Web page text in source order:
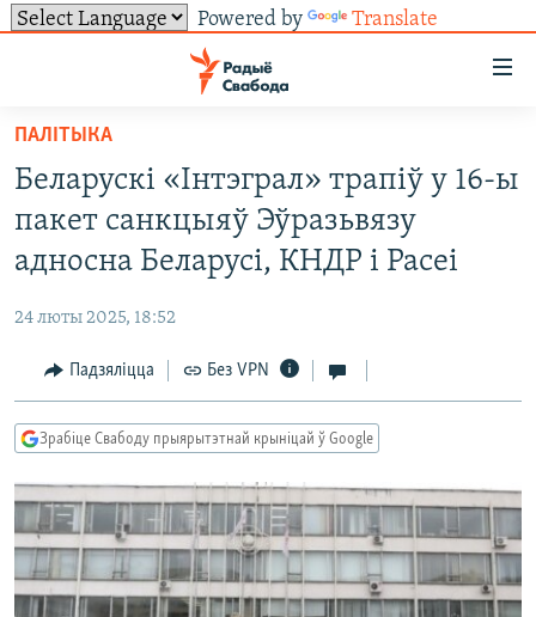
Powered by Translate
ўнівэрсальнага
доступу
Перайсьці
да
галоўнага
зьместу
да
навігацыі
Перайсьці
да
УСЕ НАВІНЫ
ЭКАНОМІКА
ПАЛІТВЯЗЬНІ
КУЛЬТУРА
ТОЛЬКІ НА СВАБОДЗЕ
ГІСТОРЫЯ НА СВАБОДЗЕ
ПАДКАСТЫ
PREMIUM
МОВА
НА ХВАЛЯХ СВАБОДЫ
ПАДЗЯЛІЦЦА ІНФАРМАЦЫЯЙ
ПАДКАСТЫ
Усе сайты РС/РСЭ
ПАЛІТЫКА
Беларускі «Інтэграл» трапіў у 16-ы
пакет санкцыяў Эўразьвязу
адносна Беларусі, КНДР і Расеі
24 люты 2025, 18:52
Падзяліцца Без VPN
Зрабіце Свабоду прыярытэтнай крыніцай ў Google